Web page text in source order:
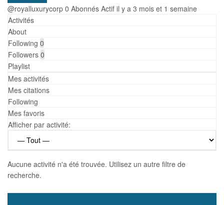
@royalluxurycorp 0 Abonnés Actif il y a 3 mois et 1 semaine
Activités
About
Following 0
Followers 0
Playlist
Mes activités
Mes citations
Following
Mes favoris
Afficher par activité:
Aucune activité n'a été trouvée. Utilisez un autre filtre de
recherche.